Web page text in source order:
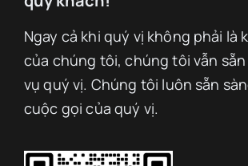
Ngay cả khi quý vị không phải là
của chúng tôi, chúng tôi vẫn
vụ quý vị. Chúng tôi luôn sẵn
cuộc gọi của quý vị.